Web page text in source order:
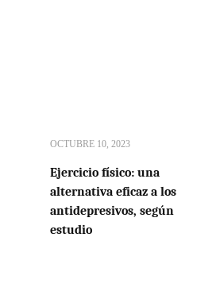
OCTUBRE 10, 2023
Ejercicio físico: una
alternativa eficaz a los
antidepresivos, según
estudio